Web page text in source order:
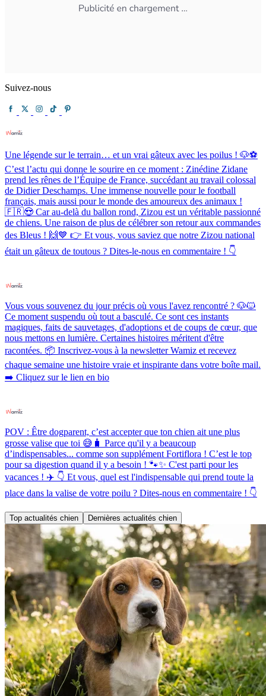
Suivez-nous
Une légende sur le terrain… et un vrai gâteux avec les poilus ! 🐶⚽️
C’est l’actu qui donne le sourire en ce moment : Zinédine Zidane
prend les rênes de l’Équipe de France, succédant au travail colossal
de Didier Deschamps. Une immense nouvelle pour le football
français, mais aussi pour le monde des amoureux des animaux !
🇫🇷😍 Car au-delà du ballon rond, Zizou est un véritable passionné
de chiens. Une raison de plus de célébrer son retour aux commandes
des Bleus ! 🙌💙 👉 Et vous, vous saviez que notre Zizou national
était un gâteux de toutous ? Dites-le-nous en commentaire ! 👇
Vous vous souvenez du jour précis où vous l'avez rencontré ? 🐶🐱
Ce moment suspendu où tout a basculé. Ce sont ces instants
magiques, faits de sauvetages, d'adoptions et de coups de cœur, que
nous mettons en lumière. Certaines histoires méritent d'être
racontées. 📦 Inscrivez-vous à la newsletter Wamiz et recevez
chaque semaine une histoire vraie et inspirante dans votre boîte mail.
➡️ Cliquez sur le lien en bio
POV : Être dogparent, c’est accepter que ton chien ait une plus
grosse valise que toi 😅🧳 Parce qu'il y a beaucoup
d’indispensables... comme son supplément Fortiflora ! C’est le top
pour sa digestion quand il y a besoin ! 🐾✨ C'est parti pour les
vacances ! ✈️ 👇 Et vous, quel est l'indispensable qui prend toute la
place dans la valise de votre poilu ? Dites-nous en commentaire ! 👇
Top actualités chien Dernières actualités chien